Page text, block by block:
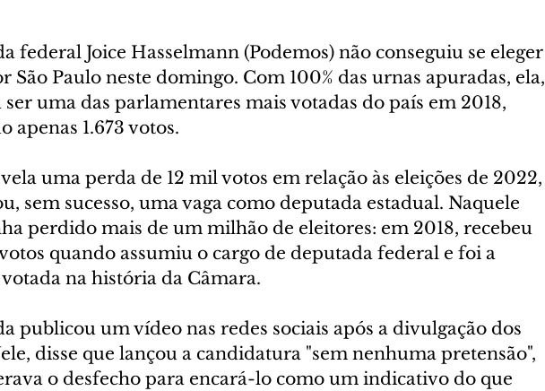
federal Joice Hasselmann (Podemos) não conseguiu se eleger
São Paulo neste domingo. Com 100% das urnas apuradas, ela,
ser uma das parlamentares mais votadas do país em 2018,
apenas 1.673 votos.
uma perda de 12 mil votos em relação às eleições de 2022,
sem sucesso, uma vaga como deputada estadual. Naquele
perdido mais de um milhão de eleitores: em 2018, recebeu
quando assumiu o cargo de deputada federal e foi a
na história da Câmara.
publicou um vídeo nas redes sociais após a divulgação dos
disse que lançou a candidatura "sem nenhuma pretensão",
o desfecho para encará-lo como um indicativo do que